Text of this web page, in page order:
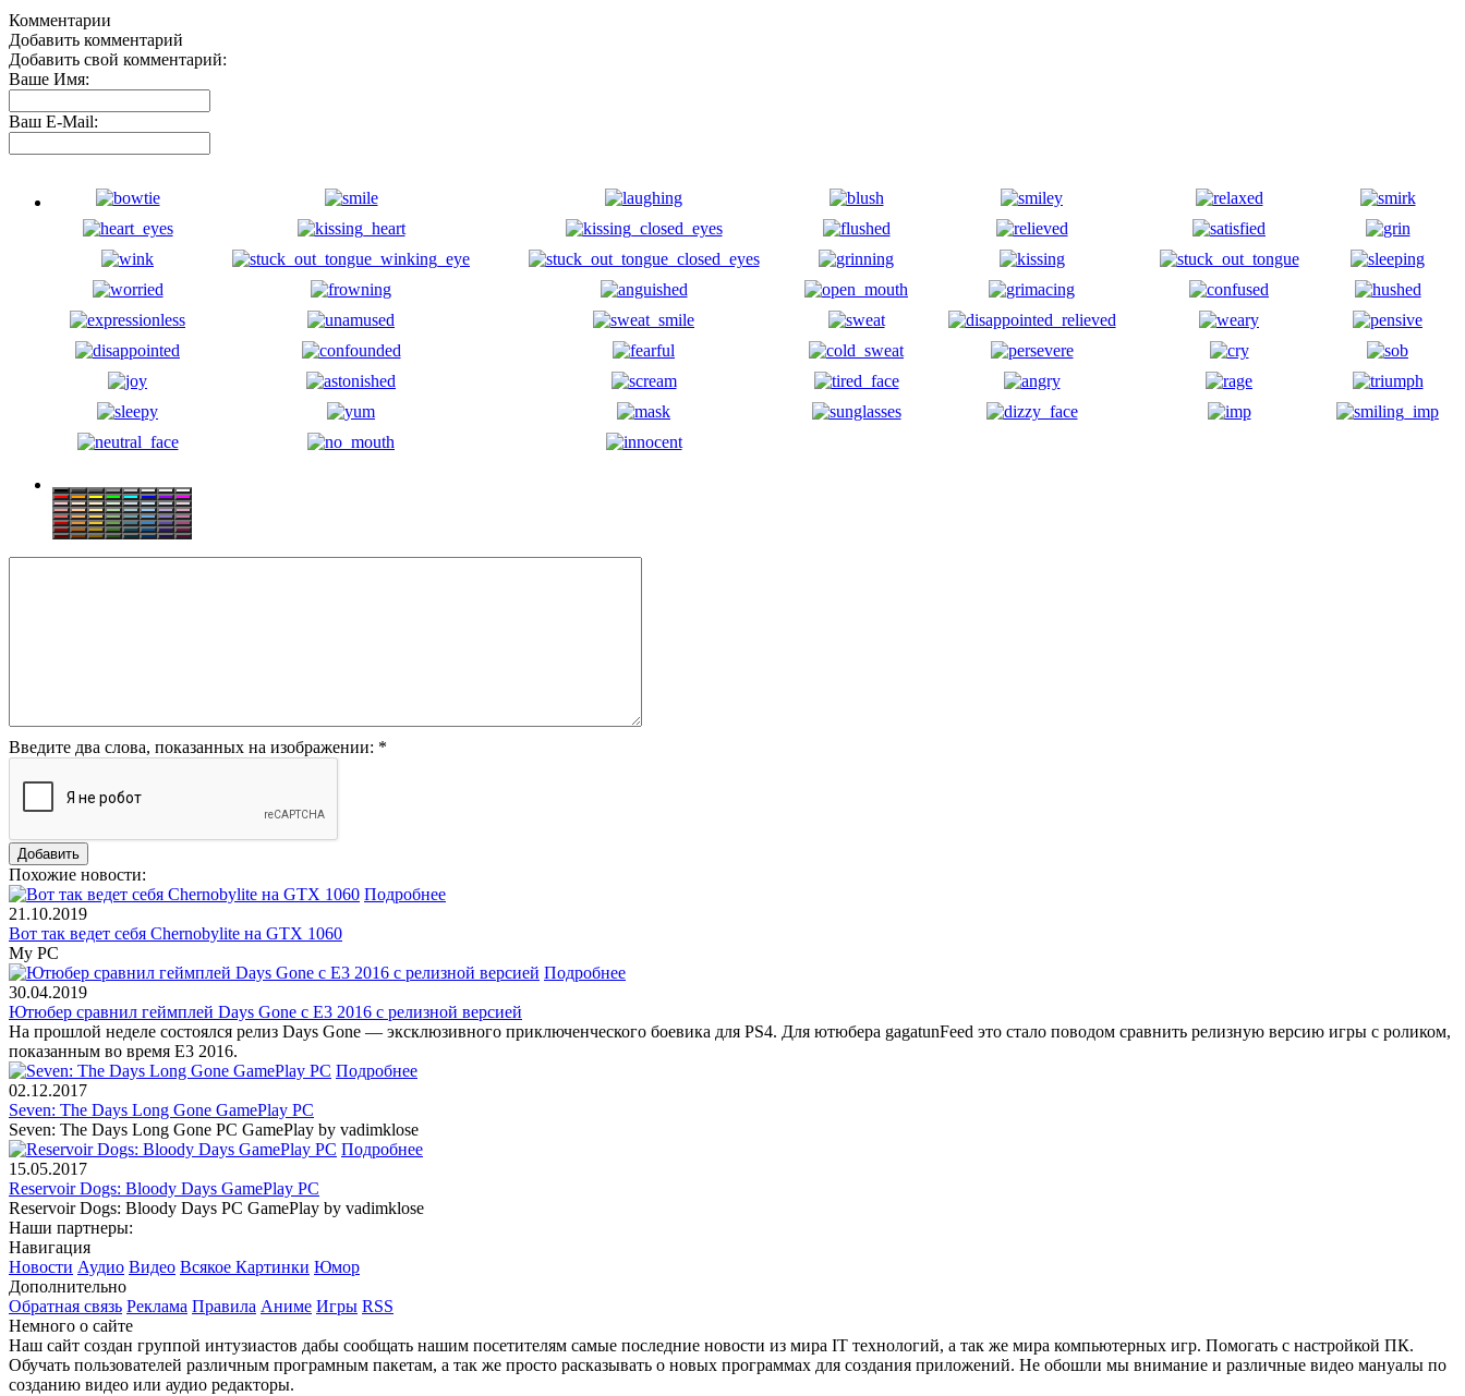
Комментарии
Добавить комментарий
Добавить свой комментарий:
Ваше Имя:
Ваш E-Mail:
Введите два слова, показанных на изображении: *
Похожие новости:
Подробнее
21.10.2019
Вот так ведет себя Chernobylite на GTX 1060
My PC
Подробнее
30.04.2019
Ютюбер сравнил геймплей Days Gone с E3 2016 c релизной версией
На прошлой неделе состоялся релиз Days Gone — эксклюзивного приключенческого боевика для PS4. Для ютюбера gagatunFeed это стало поводом сравнить релизную версию игры с роликом,
показанным во время E3 2016.
Подробнее
02.12.2017
Seven: The Days Long Gone GamePlay PC
Seven: The Days Long Gone PC GamePlay by vadimklose
Подробнее
15.05.2017
Reservoir Dogs: Bloody Days GamePlay PC
Reservoir Dogs: Bloody Days PC GamePlay by vadimklose
Наши партнеры:
Навигация
Новости Аудио Видео Всякое Картинки Юмор
Дополнительно
Обратная связь Реклама Правила Аниме Игры RSS
Немного о сайте
Наш сайт создан группой интузиастов дабы сообщать нашим посетителям самые последние новости из мира IT технологий, а так же мира компьютерных игр. Помогать с настройкой ПК.
Обучать пользователей различным програмным пакетам, а так же просто расказывать о новых программах для создания приложений. Не обошли мы внимание и различные видео мануалы по
созданию видео или аудио редакторы.